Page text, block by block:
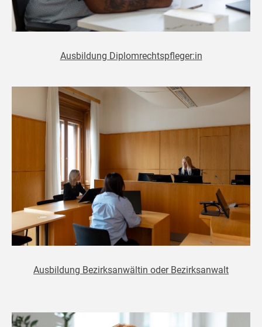
Ausbildung Diplomrechtspfleger:in
Ausbildung Bezirksanwältin oder Bezirksanwalt